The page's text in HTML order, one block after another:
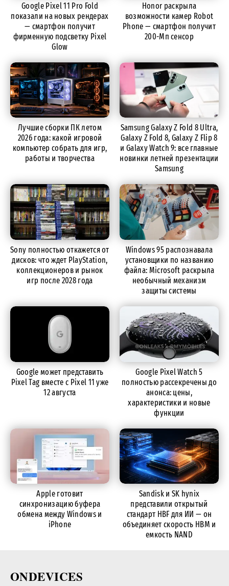
Google Pixel 11 Pro Fold
показали на новых рендерах
— смартфон получит
фирменную подсветку Pixel
Glow
Honor раскрыла
возможности камер Robot
Phone — смартфон получит
200-Мп сенсор
Лучшие сборки ПК летом
2026 года: какой игровой
компьютер собрать для игр,
работы и творчества
Samsung Galaxy Z Fold 8 Ultra,
Galaxy Z Fold 8, Galaxy Z Flip 8
и Galaxy Watch 9: все главные
новинки летней презентации
Samsung
Sony полностью откажется от
дисков: что ждет PlayStation,
коллекционеров и рынок
игр после 2028 года
Windows 95 распознавала
установщики по названию
файла: Microsoft раскрыла
необычный механизм
защиты системы
Google может представить
Pixel Tag вместе с Pixel 11 уже
12 августа
Google Pixel Watch 5
полностью рассекречены до
анонса: цены,
характеристики и новые
функции
Apple готовит
синхронизацию буфера
обмена между Windows и
iPhone
Sandisk и SK hynix
представили открытый
стандарт HBF для ИИ — он
объединяет скорость HBM и
емкость NAND
ONDEVICES